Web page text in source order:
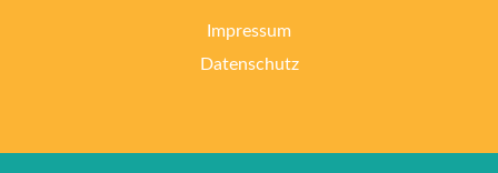
Impressum
Datenschutz